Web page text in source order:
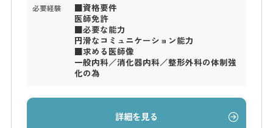
必要経験
■資格要件
医師免許
■必要な能力
円滑なコミュニケーション能力
■求める医師像
一般内科／消化器内科／整形外科の体制強
化の為
詳細を見る